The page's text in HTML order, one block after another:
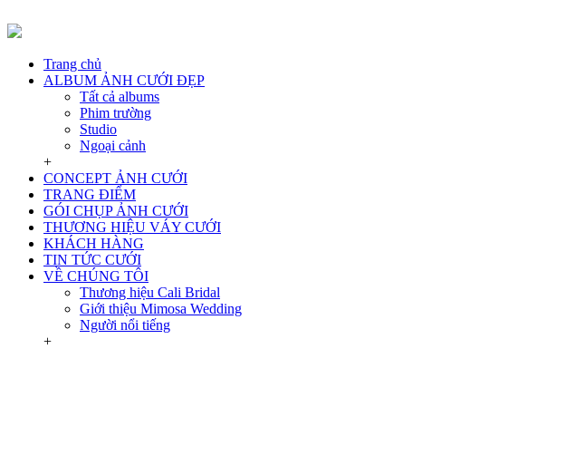
Trang chủ
ALBUM ẢNH CƯỚI ĐẸP
Tất cả albums
Phim trường
Studio
Ngoại cảnh
+
CONCEPT ẢNH CƯỚI
TRANG ĐIỂM
GÓI CHỤP ẢNH CƯỚI
THƯƠNG HIỆU VÁY CƯỚI
KHÁCH HÀNG
TIN TỨC CƯỚI
VỀ CHÚNG TÔI
Thương hiệu Cali Bridal
Giới thiệu Mimosa Wedding
Người nổi tiếng
+